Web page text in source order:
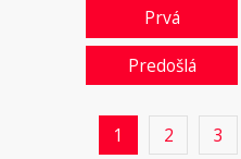
Prvá
Predošlá
1 2 3